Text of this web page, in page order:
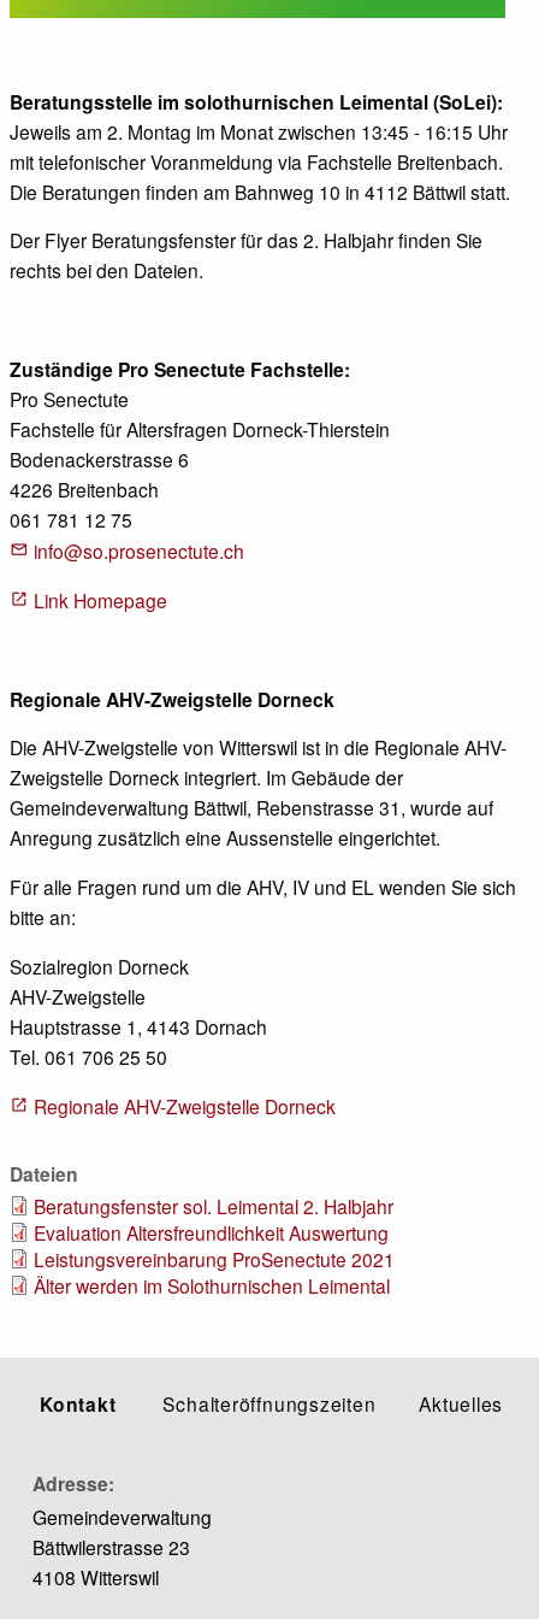
Beratungsstelle im solothurnischen Leimental (SoLei):
Jeweils am 2. Montag im Monat zwischen 13:45 - 16:15 Uhr
mit telefonischer Voranmeldung via Fachstelle Breitenbach.
Die Beratungen finden am Bahnweg 10 in 4112 Bättwil statt.
Der Flyer Beratungsfenster für das 2. Halbjahr finden Sie
rechts bei den Dateien.
Zuständige Pro Senectute Fachstelle:
Pro Senectute
Fachstelle für Altersfragen Dorneck-Thierstein
Bodenackerstrasse 6
4226 Breitenbach
061 781 12 75
info@so.prosenectute.ch
Link Homepage
Regionale AHV-Zweigstelle Dorneck
Die AHV-Zweigstelle von Witterswil ist in die Regionale AHV-
Zweigstelle Dorneck integriert. Im Gebäude der
Gemeindeverwaltung Bättwil, Rebenstrasse 31, wurde auf
Anregung zusätzlich eine Aussenstelle eingerichtet.
Für alle Fragen rund um die AHV, IV und EL wenden Sie sich
bitte an:
Sozialregion Dorneck
AHV-Zweigstelle
Hauptstrasse 1, 4143 Dornach
Tel. 061 706 25 50
Regionale AHV-Zweigstelle Dorneck
Dateien
Beratungsfenster sol. Leimental 2. Halbjahr
Evaluation Altersfreundlichkeit Auswertung
Leistungsvereinbarung ProSenectute 2021
Älter werden im Solothurnischen Leimental
Kontakt Schalteröffnungszeiten Aktuelles
Adresse
Gemeindeverwaltung
Bättwilerstrasse 23
4108 Witterswil